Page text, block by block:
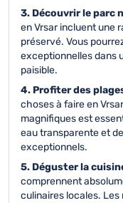
3. Découvrir le parc
en Vrsar incluent une
préservé. Vous
exceptionnelles dans
paisible.
4. Profiter des
choses à faire en
magnifiques est
eau transparente et
exceptionnels.
5. Déguster la
comprennent
culinaires locales.